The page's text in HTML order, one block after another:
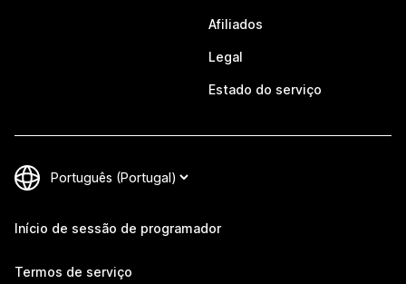
Afiliados
Legal
Estado do serviço
Início de sessão de programador
Termos de serviço